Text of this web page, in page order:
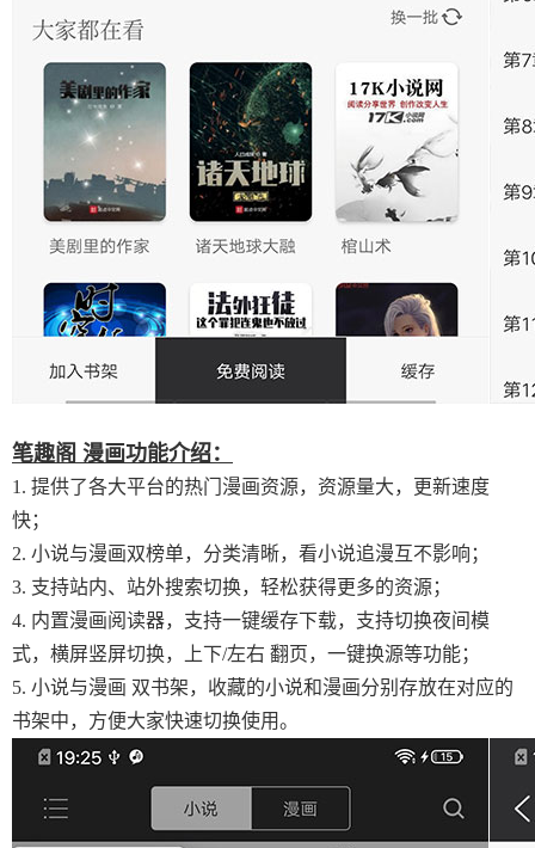
笔趣阁 漫画功能介绍：
1. 提供了各大平台的热门漫画资源，资源量大，更新速度
快；
2. 小说与漫画双榜单，分类清晰，看小说追漫互不影响；
3. 支持站内、站外搜索切换，轻松获得更多的资源；
4. 内置漫画阅读器，支持一键缓存下载，支持切换夜间模
式，横屏竖屏切换，上下/左右 翻页，一键换源等功能；
5. 小说与漫画 双书架，收藏的小说和漫画分别存放在对应的
书架中，方便大家快速切换使用。